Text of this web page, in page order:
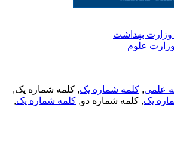
بهداشت
علوم
علمی, کلمه شماره یک, کلمه شماره یک,
یک, کلمه شماره دو,کلمه شماره یک,